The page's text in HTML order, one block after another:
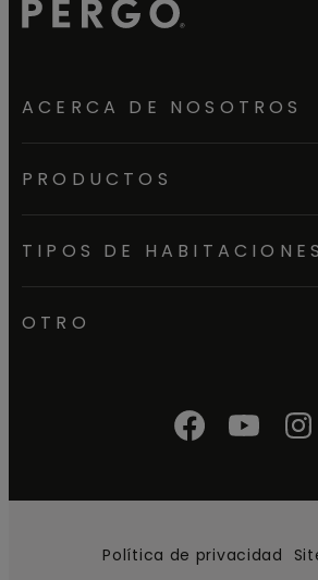
ACERCA DE NOSOTROS
PRODUCTOS
TIPOS DE HABITACIONES
OTRO
Política de privacidad